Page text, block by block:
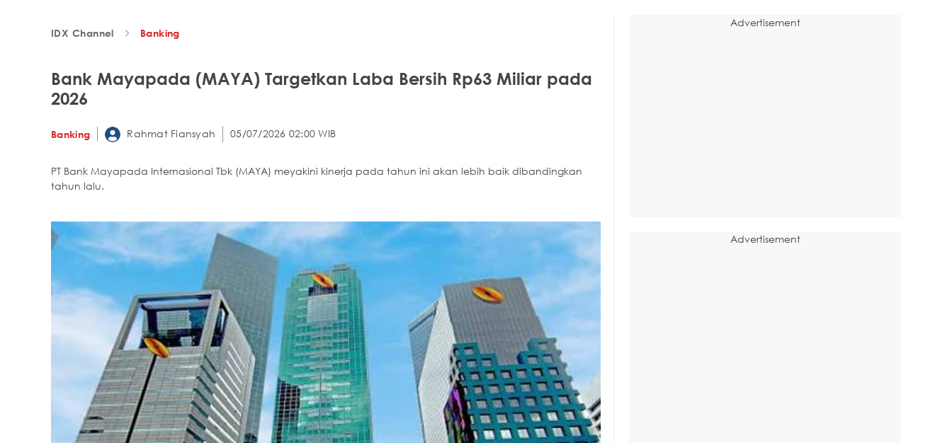
IDX Channel Banking
Bank Mayapada (MAYA) Targetkan Laba Bersih Rp63 Miliar pada
2026
Banking Rahmat Fiansyah 05/07/2026 02:00 WIB
PT Bank Mayapada Internasional Tbk (MAYA) meyakini kinerja pada tahun ini akan lebih baik dibandingkan
tahun lalu.
Advertisement
Advertisement